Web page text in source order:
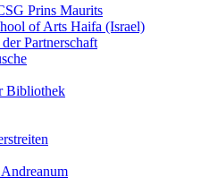
Prins Maurits
of Arts Haifa (Israel)
Partnerschaft
Bibliothek